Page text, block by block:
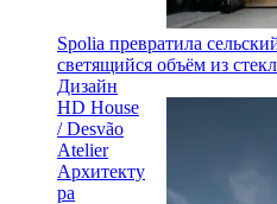
Spolia превратила
светящийся объём из
Дизайн
HD House
/ Desvão
Atelier
Архитекту
ра